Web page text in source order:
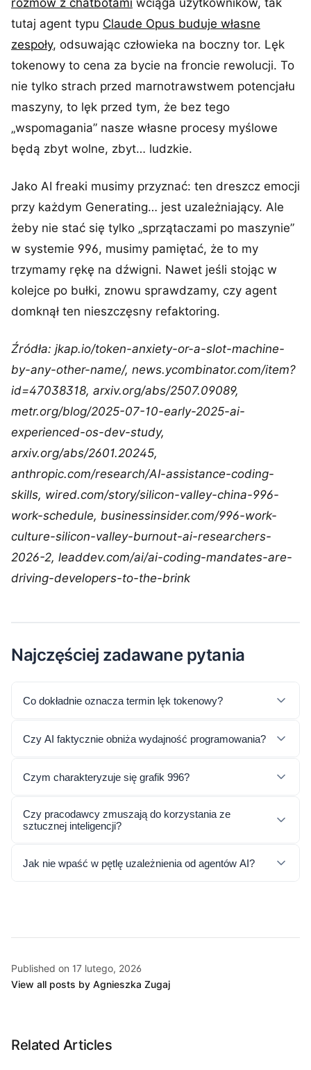
rozmów z chatbotami wciąga użytkowników, tak
tutaj agent typu Claude Opus buduje własne
zespoły, odsuwając człowieka na boczny tor. Lęk
tokenowy to cena za bycie na froncie rewolucji. To
nie tylko strach przed marnotrawstwem potencjału
maszyny, to lęk przed tym, że bez tego
„wspomagania” nasze własne procesy myślowe
będą zbyt wolne, zbyt… ludzkie.
Jako AI freaki musimy przyznać: ten dreszcz emocji
przy każdym Generating… jest uzależniający. Ale
żeby nie stać się tylko „sprzątaczami po maszynie”
w systemie 996, musimy pamiętać, że to my
trzymamy rękę na dźwigni. Nawet jeśli stojąc w
kolejce po bułki, znowu sprawdzamy, czy agent
domknął ten nieszczęsny refaktoring.
Źródła: jkap.io/token-anxiety-or-a-slot-machine-
by-any-other-name/, news.ycombinator.com/item?
id=47038318, arxiv.org/abs/2507.09089,
metr.org/blog/2025-07-10-early-2025-ai-
experienced-os-dev-study,
arxiv.org/abs/2601.20245,
anthropic.com/research/AI-assistance-coding-
skills, wired.com/story/silicon-valley-china-996-
work-schedule, businessinsider.com/996-work-
culture-silicon-valley-burnout-ai-researchers-
2026-2, leaddev.com/ai/ai-coding-mandates-are-
driving-developers-to-the-brink
Najczęściej zadawane pytania
Co dokładnie oznacza termin lęk tokenowy?
Czy AI faktycznie obniża wydajność programowania?
Czym charakteryzuje się grafik 996?
Czy pracodawcy zmuszają do korzystania ze
sztucznej inteligencji?
Jak nie wpaść w pętlę uzależnienia od agentów AI?
Published on 17 lutego, 2026
View all posts by Agnieszka Zugaj
Related Articles